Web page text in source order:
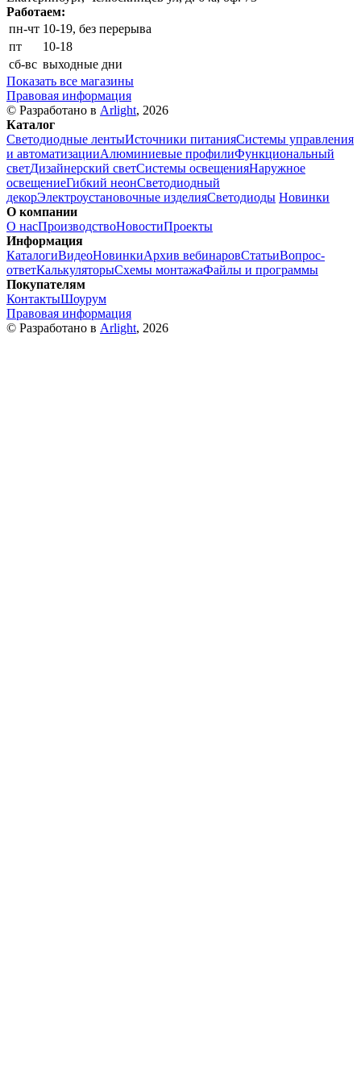
Работаем:
пн-чт 10-19, без перерыва
пт
10-18
сб-вс выходные дни
Показать все магазины
Правовая информация
© Разработано в Arlight, 2026
Каталог
Светодиодные лентыИсточники питанияСистемы управления
и автоматизацииАлюминиевые профилиФункциональный
светДизайнерский светСистемы освещенияНаружное
освещениеГибкий неонСветодиодный
декорЭлектроустановочные изделияСветодиоды Новинки
О компании
О насПроизводствоНовостиПроекты
Информация
КаталогиВидеоНовинкиАрхив вебинаровСтатьиВопрос-
ответКалькуляторыСхемы монтажаФайлы и программы
Покупателям
КонтактыШоурум
Правовая информация
© Разработано в Arlight, 2026